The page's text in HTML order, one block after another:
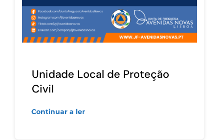
Unidade Local de Proteção
Civil
Continuar a ler